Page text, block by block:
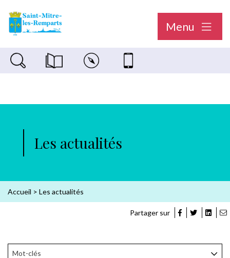
Menu
Recherche sur le siteMagazine municipal "Le Saint-Mitréen"
Carte interactiveNous contacter
Les actualités
Accueil > Les actualités
Partager sur
Mot-clés